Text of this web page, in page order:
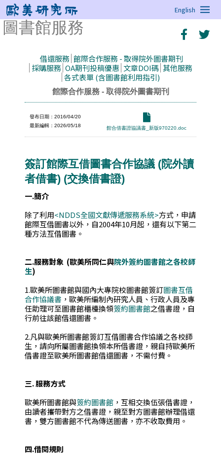
English
圖書館服務
借還服務 館際合作服務 - 取得院外圖書期刊
採購服務 OA期刊投稿優惠 文章DOI碼 其他服務
各式表單 (含圖書館利用指引)
館際合作服務 - 取得院外圖書期刊
館合借書證協議書_新版970220.doc
發布日期：2016/04/20
最新編輯：2026/05/18
簽訂館際互借圖書合作協議 (院外讀
者借書) (交換借書證)
一.簡介
除了利用<NDDS全國文獻傳遞服務系統>方式，申請
館際互借圖書以外，自2004年10月起，還有以下第二
種方法互借圖書。
二.服務對象 (歐美所同仁與院外簽約圖書館之各校師
生)
1.歐美所圖書館與國內大專院校圖書館簽訂圖書互借
合作協議書 ，歐美所編制內研究人員、行政人員及專
任助理可至圖書館櫃檯換領簽約圖書館之借書證，自
行前往該館借還圖書。
2.凡與歐美所圖書館簽訂互借圖書合作協議之各校師
生，請向所屬圖書館換領本所借書證，親自持歐美所
借書證至歐美所圖書館借還圖書，不需付費。
三. 服務方式
歐美所圖書館與簽約圖書館 ，互相交換伍張借書證，
由讀者攜帶對方之借書證，親至對方圖書館辦理借還
書，雙方圖書館不代為傳送圖書，亦不收取費用。
四.借閱規則